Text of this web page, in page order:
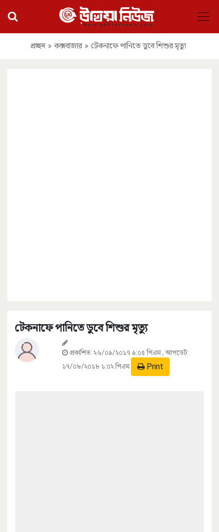
প্রচ্ছদ » কক্সবাজার » টেকনাফে পানিতে ডুবে শিশুর মৃত্যু
টেকনাফে পানিতে ডুবে শিশুর মৃত্যু
প্রকাশিত: ২৬/০৯/২০১৭ ৯:০৫ পিএম, আপডেট:
১৭/০৮/২০১৮ ১:০২ পিএম
Print